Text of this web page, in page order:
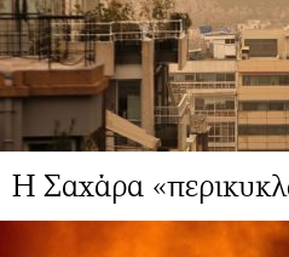
Η Σαχάρα